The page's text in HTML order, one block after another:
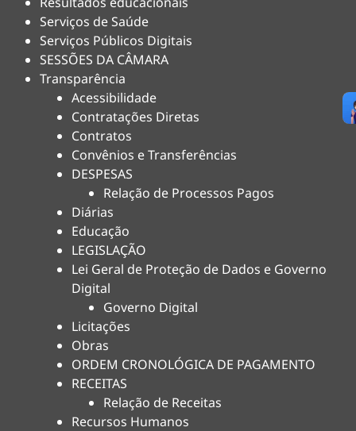
Serviços de Saúde
Serviços Públicos Digitais
SESSÕES DA CÂMARA
Transparência
Acessibilidade
Contratações Diretas
Contratos
Convênios e Transferências
DESPESAS
Relação de Processos Pagos
Diárias
Educação
LEGISLAÇÃO
Lei Geral de Proteção de Dados e Governo
Digital
Governo Digital
Licitações
Obras
ORDEM CRONOLÓGICA DE PAGAMENTO
RECEITAS
Relação de Receitas
Recursos Humanos